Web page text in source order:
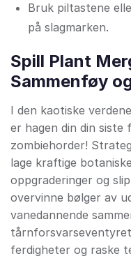
Bruk piltastene
på slagmarken.
Spill Plant
Sammenføy
I den kaotiske
er hagen din din siste
zombiehorder!
lage kraftige
oppgraderinger og
overvinne bølger av
vanedannende
ferdigheter og raske